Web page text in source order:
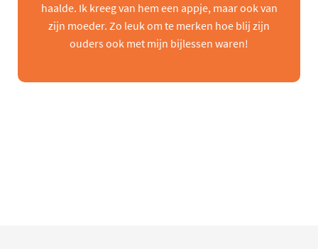
haalde. Ik kreeg van hem een appje, maar ook van
zijn moeder. Zo leuk om te merken hoe blij zijn
ouders ook met mijn bijlessen waren!